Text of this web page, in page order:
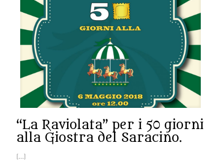
“La Raviolata” per i 50 giorni
alla Giostra del Saracino.
[…]